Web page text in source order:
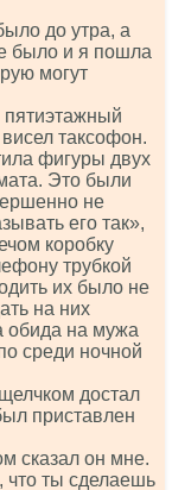
до утра, а
было и я пошла
могут
пятиэтажный
таксофон.
фигуры двух
Это были
не
его так»,
коробку
трубкой
их было не
на них
обида на мужа
среди ночной
достал
приставлен
сказал он мне.
что ты сделаешь